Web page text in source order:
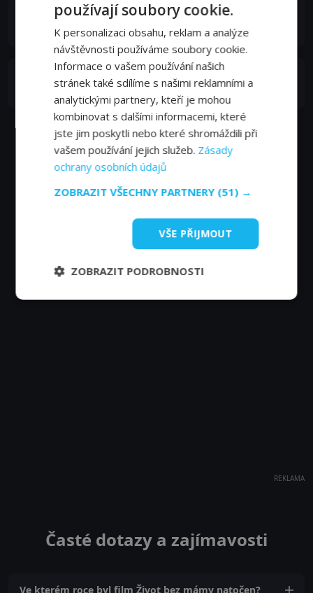
Rosie O'Donnell
Molly Shannon
REKLAMA
Časté dotazy a zajímavosti
Ve kterém roce byl film Život bez mámy natočen?
používají soubory cookie.
K personalizaci obsahu, reklam a analýze
návštěvnosti používáme soubory cookie.
Informace o vašem používání našich
stránek také sdílíme s našimi reklamními a
analytickými partnery, kteří je mohou
kombinovat s dalšími informacemi, které
jste jim poskytli nebo které shromáždili při
vašem používání jejich služeb. Zásady
ochrany osobních údajů
ZOBRAZIT VŠECHNY PARTNERY (51) →
VŠE PŘIJMOUT
ZOBRAZIT PODROBNOSTI